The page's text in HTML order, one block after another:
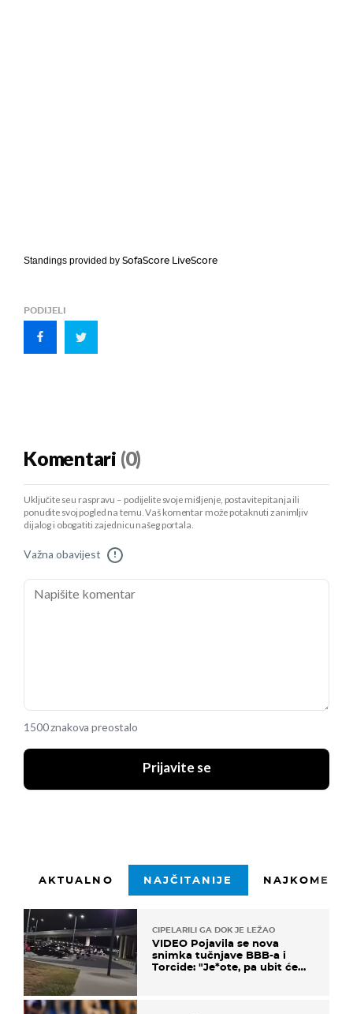
Standings provided by SofaScore LiveScore
PODIJELI
Komentari (0)
Uključite se u raspravu – podijelite svoje mišljenje, postavite pitanja ili
ponudite svoj pogled na temu. Vaš komentar može potaknuti zanimljiv
dijalog i obogatiti zajednicu našeg portala.
Važna obavijest !
1500 znakova preostalo
Prijavite se
AKTUALNO NAJČITANIJE
CIPELARILI GA DOK JE LEŽAO
VIDEO Pojavila se nova
snimka tučnjave BBB-a i
Torcide: "Je*ote, pa ubit će